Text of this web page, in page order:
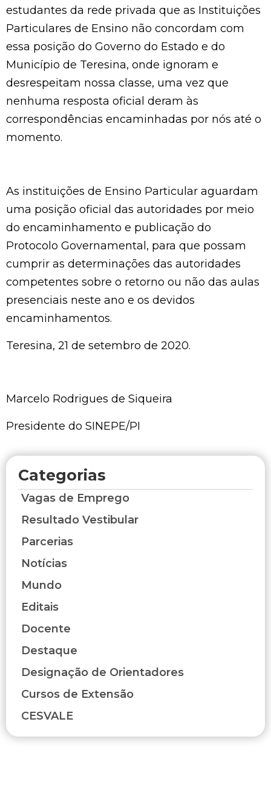
estudantes da rede privada que as Instituições
Particulares de Ensino não concordam com
essa posição do Governo do Estado e do
Município de Teresina, onde ignoram e
desrespeitam nossa classe, uma vez que
nenhuma resposta oficial deram às
correspondências encaminhadas por nós até o
momento.
As instituições de Ensino Particular aguardam
uma posição oficial das autoridades por meio
do encaminhamento e publicação do
Protocolo Governamental, para que possam
cumprir as determinações das autoridades
competentes sobre o retorno ou não das aulas
presenciais neste ano e os devidos
encaminhamentos.
Teresina, 21 de setembro de 2020.
Marcelo Rodrigues de Siqueira
Presidente do SINEPE/PI
Categorias
Vagas de Emprego
Resultado Vestibular
Parcerias
Notícias
Mundo
Editais
Docente
Destaque
Designação de Orientadores
Cursos de Extensão
CESVALE